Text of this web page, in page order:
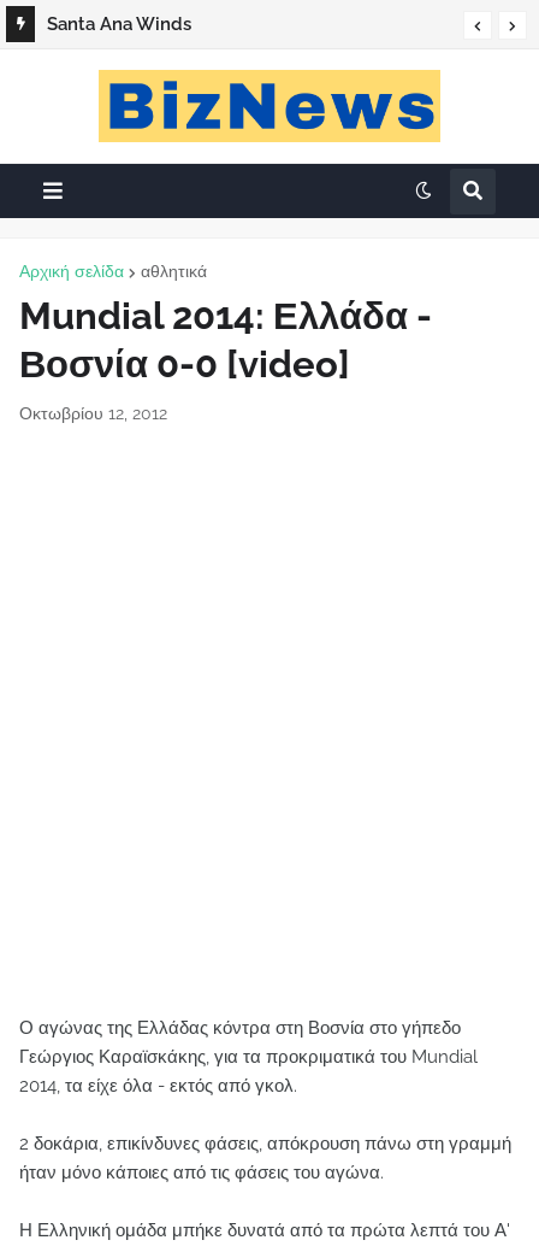
Santa Ana Winds
Αρχική σελίδα αθλητικά
Mundial 2014: Ελλάδα -
Βοσνία 0-0 [video]
Οκτωβρίου 12, 2012
Ο αγώνας της Ελλάδας κόντρα στη Βοσνία στο γήπεδο
Γεώργιος Καραϊσκάκης, για τα προκριματικά του Mundial
2014, τα είχε όλα - εκτός από γκολ.
2 δοκάρια, επικίνδυνες φάσεις, απόκρουση πάνω στη γραμμή
ήταν μόνο κάποιες από τις φάσεις του αγώνα.
Η Ελληνική ομάδα μπήκε δυνατά από τα πρώτα λεπτά του Α'